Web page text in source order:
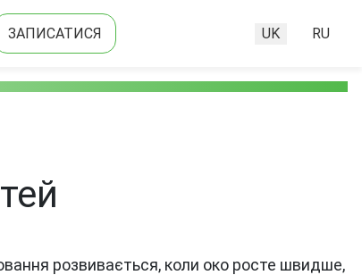
ЗАПИСАТИСЯ
Оберіть свою
UK RU
розвивається, коли око росте швидше,